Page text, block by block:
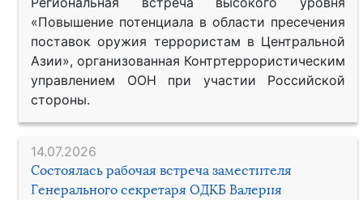
«Повышение потенциала в области пресечения
поставок оружия террористам в Центральной
Азии», организованная Контртеррористическим
управлением ООН при участии Российской
стороны.
14.07.2026
Состоялась рабочая встреча заместителя
Генерального секретаря ОДКБ Валерия